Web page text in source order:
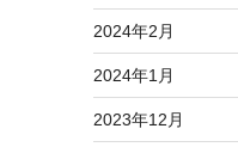
2024年2月
2024年1月
2023年12月